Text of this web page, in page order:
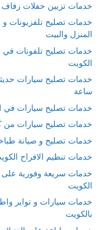
خدمات تزيين حفلات زفاف
خدمات تصليح
المنزل والبيت
خدمات تصليح تلفونات في
الكويت
ساعة
خدمات تصليح سيارات في
خدمات تصليح سيارات من
خدمات تصليح و صيانة
خدمات تنظيم الافراح
خدمات سريعة وفورية على
الكويت
خدمات سيارات و تواير
بالكويت